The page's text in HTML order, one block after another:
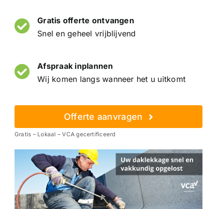
Gratis offerte ontvangen
Snel en geheel vrijblijvend
Afspraak inplannen
Wij komen langs wanneer het u uitkomt
Offerte aanvragen
Gratis – Lokaal – VCA gecertificeerd